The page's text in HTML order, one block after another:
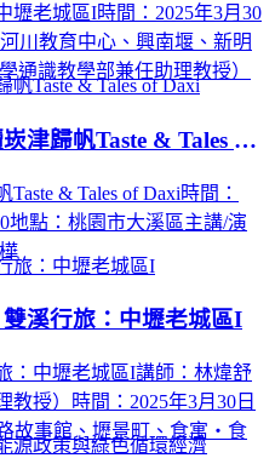
壢老城區I時間：2025年3月30
川教育中心、興南堰、新明
通識教學部兼任助理教授）
帆Taste & Tales of Daxi
& Tales of Daxi時間：
地點：桃園市大溪區主講/演
溪行旅：中壢老城區I
：中壢老城區I講師：林煒舒
教授）時間：2025年3月30日
故事館、壢景町、食寓・食